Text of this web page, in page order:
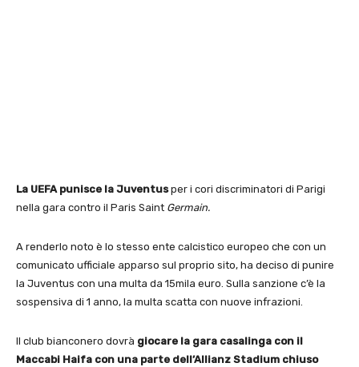
La UEFA punisce la Juventusper i cori discriminatori di Parigi
nella gara contro il Paris Saint Germain.
A renderlo noto è lo stesso ente calcistico europeo che con un
comunicato ufficiale apparso sul proprio sito, ha deciso di punire
la Juventus con una multa da 15mila euro. Sulla sanzione c’è la
sospensiva di 1 anno, la multa scatta con nuove infrazioni.
Il club bianconero dovrà giocare la gara casalinga con il
Maccabi Haifa con una parte dell’Allianz Stadium chiuso